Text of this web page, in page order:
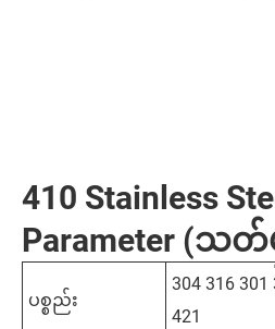
410 Stainless
Parameter (သ
ပစ္စည်း
304 316 301
421